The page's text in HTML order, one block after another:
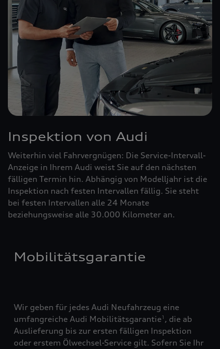
Inspektion von Audi
Weiterhin viel Fahrvergnügen: Die Service-Intervall-
Anzeige in Ihrem Audi weist Sie auf den nächsten
fälligen Termin hin. Abhängig von Modelljahr ist die
Inspektion nach festen Intervallen fällig. Sie steht
bei festen Intervallen alle 24 Monate
beziehungsweise alle 30.000 Kilometer an.
Mobilitätsgarantie
Wir geben für jedes Audi Neufahrzeug eine
umfangreiche Audi Mobilitätsgarantie1 , die ab
Auslieferung bis zur ersten fälligen Inspektion
oder erstem Ölwechsel-Service gilt. Sofern Sie Ihr